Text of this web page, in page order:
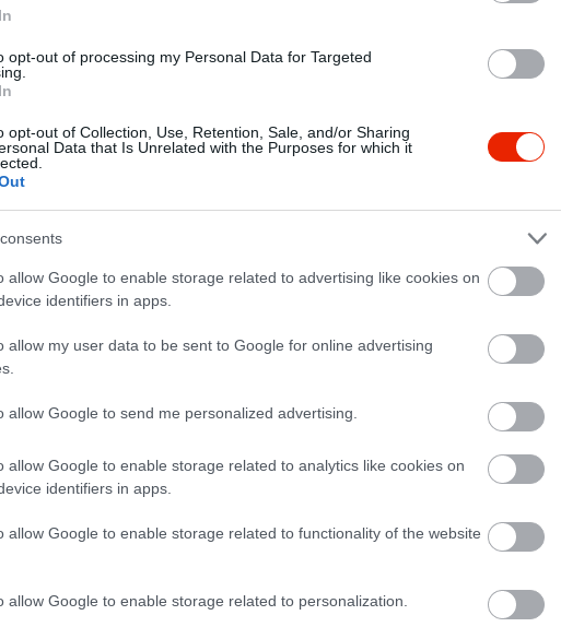
opt-out of processing my Personal Data for Targeted
opt-out of Collection, Use, Retention, Sale, and/or Sharing
Data that Is Unrelated with the Purposes for which it
allow Google to enable storage related to advertising like cookies on
identifiers in apps.
allow my user data to be sent to Google for online advertising
allow Google to send me personalized advertising.
allow Google to enable storage related to analytics like cookies on
identifiers in apps.
allow Google to enable storage related to functionality of the website
allow Google to enable storage related to personalization.
különleges ízesítések is vannak (például avokádós). Az árak
nem túl alacsonyak. A belső tér nem túl barátságos, így mi inkább a
Gyerekekkel is nyugodtan lehet menni.
jo zene van